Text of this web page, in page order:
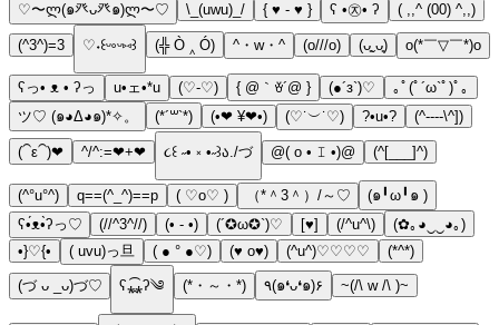
♡〜ლ(๑癶ᴗ癶๑)ლ〜♡ \_(uwu)_/ { ♥ - ♥ } ʕ •㉨• ʔ ( ,,^ (00) ^,,)
(^3^)=3 ♡˖꒰ᵕ༚ᵕ⑅꒱ (╬ Ò ‸ Ó) ^・w・^ (o///o) (ᴗ͈ˬᴗ͈) o(*￣▽￣*)o
ʕっ• ᴥ • ʔっ u•ェ•*u (♡-♡) { @｀ꈊ´@ } (●´з`)♡
｡ﾟ(ﾟ´ω`ﾟ)ﾟ｡
ツ♡ (๑◕Δ◕๑)*✧。
(*´꒳`*) (•❤ ¥❤•) (♡˙︶˙♡) ?•u•? (^----\^])
(⁀ε⁀)❤ ^/^:=❤+❤ ૮꒰ ˶• ༝ •˶꒱ა./づ @( o • 𝙸 •)@ (^[___]^)
(^°u°^) q==(^_^)==p ( ♡o♡ ) （*＾3＾）/～♡
(๑╹ω╹๑ )
ʕ•́ᴥ•̀ʔっ♡
(//^3^//) (• - •) (´✪ω✪`)♡ [♥] (/^u^\)
(✿｡◕‿‿◕｡)
•}♡{•
( uvu)っ旦 ( ● ° ●♡) (♥ o♥) (^u^)♡♡♡♡ (*^*)
(づ ᴗ _ᴗ)づ♡ ʕ⁎̯͡⁎ʔ༄ (*・～・*) ٩(๑❛ᴗ❛๑)۶ ~(/\ w /\ )~